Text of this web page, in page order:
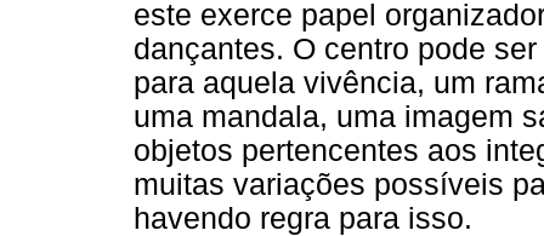
este exerce papel
dançantes. O centro pode
para aquela vivência, um
uma mandala, uma imagem
objetos pertencentes aos
muitas variações possíveis
havendo regra para isso.